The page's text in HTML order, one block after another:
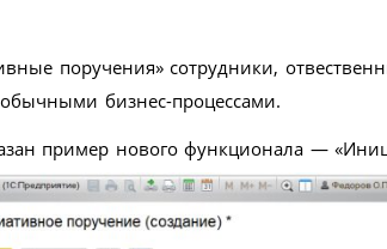
поручения» сотрудники,
бизнес-процессами.
пример нового функционала —